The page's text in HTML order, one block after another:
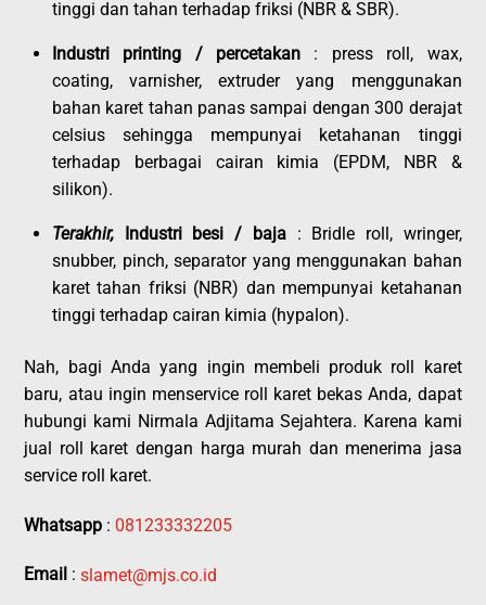
tinggi dan tahan terhadap friksi (NBR & SBR).
Industri printing / percetakan : press roll, wax,
coating, varnisher, extruder yang menggunakan
bahan karet tahan panas sampai dengan 300 derajat
celsius sehingga mempunyai ketahanan tinggi
terhadap berbagai cairan kimia (EPDM, NBR &
silikon).
Terakhir, Industri besi / baja: Bridle roll, wringer,
snubber, pinch, separator yang menggunakan bahan
karet tahan friksi (NBR) dan mempunyai ketahanan
tinggi terhadap cairan kimia (hypalon).
Nah, bagi Anda yang ingin membeli produk roll karet
baru, atau ingin menservice roll karet bekas Anda, dapat
hubungi kami Nirmala Adjitama Sejahtera. Karena kami
jual roll karet dengan harga murah dan menerima jasa
service roll karet.
Whatsapp : 081233332205
Email :slamet@mjs.co.id